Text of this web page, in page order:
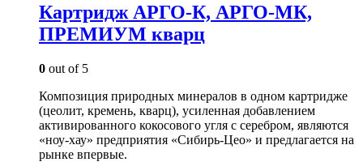
Картридж АРГО-К, АРГО-МК,
ПРЕМИУМ кварц
0 out of 5
Композиция природных минералов в одном картридже
(цеолит, кремень, кварц), усиленная добавлением
активированного кокосового угля с серебром, являются
«ноу-хау» предприятия «Сибирь-Цео» и предлагается на
рынке впервые.